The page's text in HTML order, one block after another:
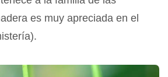
es muy apreciada en el